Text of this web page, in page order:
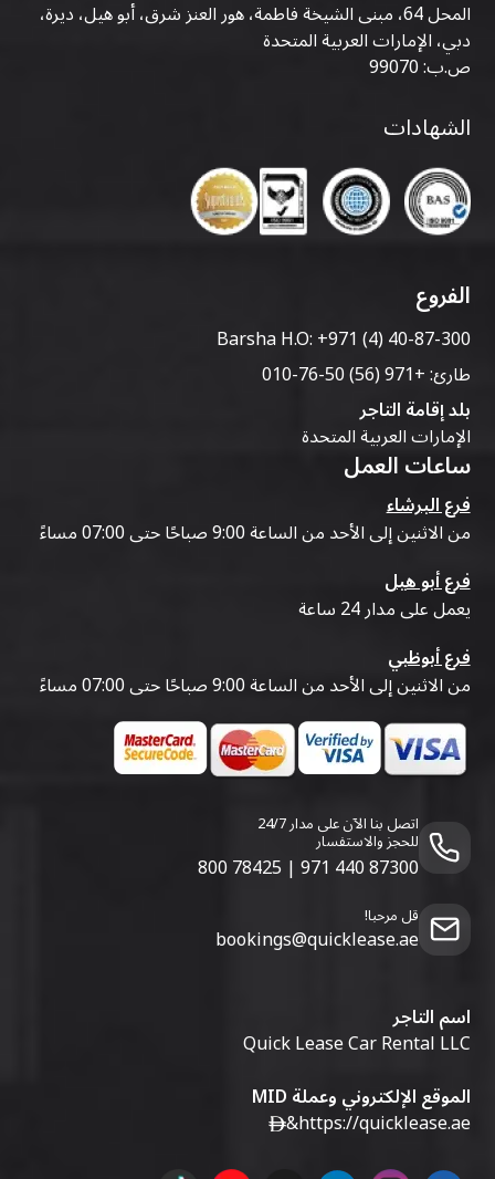
المحل 64، مبنى الشيخة فاطمة، هور العنز شرق، أبو هيل، ديرة،
دبي، الإمارات العربية المتحدة
ص.ب: 99070
الشهادات
الفروع
Barsha H.O:+971 (4) 40-87-300
طارئ:+971 (56) 50-76-010
بلد إقامة التاجر
الإمارات العربية المتحدة
ساعات العمل
فرع البرشاء
من الاثنين إلى الأحد من الساعة 9:00 صباحًا حتى 07:00 مساءً
فرع أبو هيل
يعمل على مدار 24 ساعة
فرع أبوظبي
من الاثنين إلى الأحد من الساعة 9:00 صباحًا حتى 07:00 مساءً
اتصل بنا الآن على مدار 24/7
للحجز والاستفسار
800 78425 | 971 440 87300
قل مرحبا!
bookings@quicklease.ae
اسم التاجر
Quick Lease Car Rental LLC
الموقع الإلكتروني وعملة MID
https://quicklease.ae
&